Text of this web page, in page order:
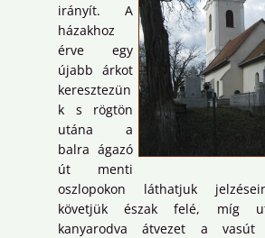
irányít. A
házakhoz
érve egy
újabb árkot
keresztezün
k s rögtön
utána a
balra ágazó
út menti
oszlopokon láthatjuk
követjük észak felé, míg
kanyarodva átvezet a